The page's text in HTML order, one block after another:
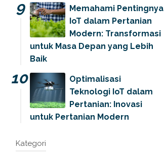
Memahami Pentingnya
IoT dalam Pertanian
Modern: Transformasi
untuk Masa Depan yang Lebih
Baik
Optimalisasi
Teknologi IoT dalam
Pertanian: Inovasi
untuk Pertanian Modern
Kategori